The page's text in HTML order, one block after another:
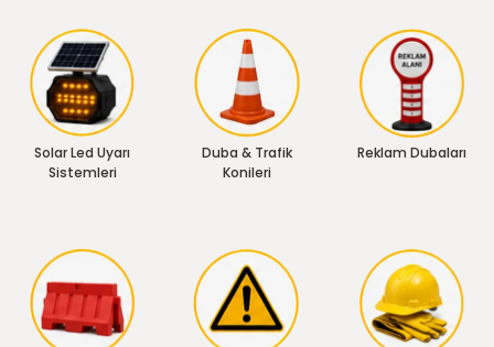
Solar Led Uyarı
Sistemleri
Duba & Trafik
Konileri
Reklam Dubaları